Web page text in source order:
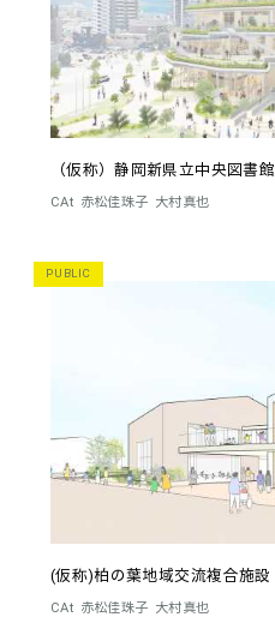
（仮称）静岡新県立中央図書館
CAt 赤松佳珠子 大村真也
PUBLIC
(仮称)柏の葉地域交流複合施設
CAt 赤松佳珠子 大村真也